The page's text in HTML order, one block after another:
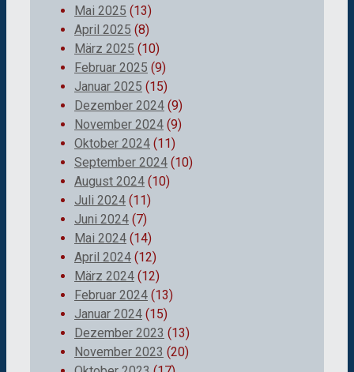
Mai 2025 (13)
April 2025 (8)
März 2025 (10)
Februar 2025 (9)
Januar 2025 (15)
Dezember 2024 (9)
November 2024 (9)
Oktober 2024 (11)
September 2024 (10)
August 2024 (10)
Juli 2024 (11)
Juni 2024 (7)
Mai 2024 (14)
April 2024 (12)
März 2024 (12)
Februar 2024 (13)
Januar 2024 (15)
Dezember 2023 (13)
November 2023 (20)